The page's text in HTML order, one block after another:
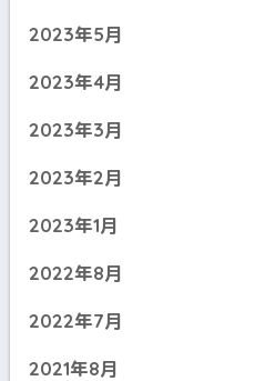
2023年5月
2023年4月
2023年3月
2023年2月
2023年1月
2022年8月
2022年7月
2021年8月